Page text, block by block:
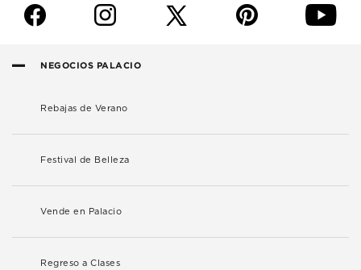
f i p y
NEGOCIOS PALACIO
Rebajas de Verano
Festival de Belleza
Vende en Palacio
Regreso a Clases